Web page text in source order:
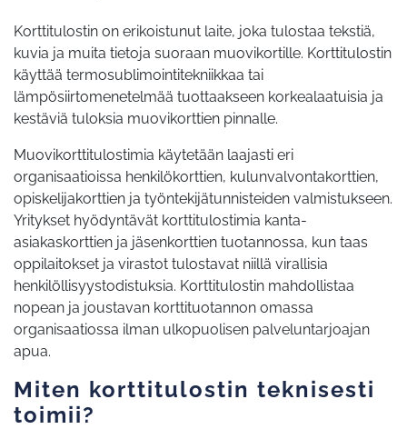
Korttitulostin on erikoistunut laite, joka tulostaa tekstiä,
kuvia ja muita tietoja suoraan muovikortille. Korttitulostin
käyttää termosublimointitekniikkaa tai
lämpösiirtomenetelmää tuottaakseen korkealaatuisia ja
kestäviä tuloksia muovikorttien pinnalle.
Muovikorttitulostimia käytetään laajasti eri
organisaatioissa henkilökorttien, kulunvalvontakorttien,
opiskelijakorttien ja työntekijätunnisteiden valmistukseen.
Yritykset hyödyntävät korttitulostimia kanta-
asiakaskorttien ja jäsenkorttien tuotannossa, kun taas
oppilaitokset ja virastot tulostavat niillä virallisia
henkilöllisyystodistuksia. Korttitulostin mahdollistaa
nopean ja joustavan korttituotannon omassa
organisaatiossa ilman ulkopuolisen palveluntarjoajan
apua.
Miten korttitulostin teknisesti
toimii?